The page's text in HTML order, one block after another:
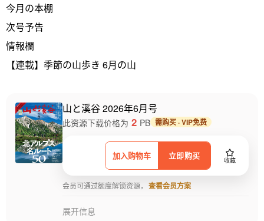
今月の本棚
次号予告
情報欄
【連載】季節の山歩き 6月の山
山と溪谷 2026年6月号
加入购物车 立即购买 收藏
此资源下载价格为 2 PB 需购买 · VIP免费
会员可通过额度解锁资源， 查看会员方案
展开信息